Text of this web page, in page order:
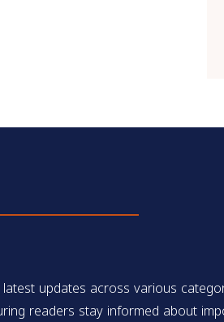
updates across various
readers stay informed about